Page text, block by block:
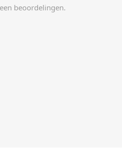
beoordelingen.